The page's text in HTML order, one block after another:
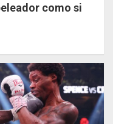
como si